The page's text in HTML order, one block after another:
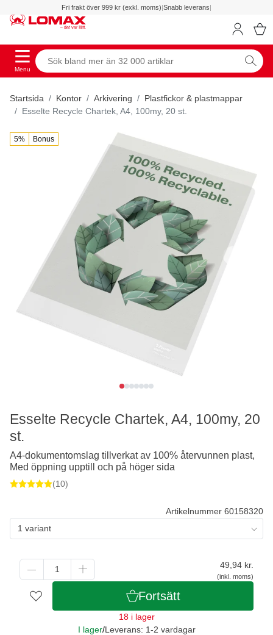
Fri frakt över 999 kr (exkl. moms)|Snabb leverans|
Menu
Startsida Kontor Arkivering
Plastfickor & plastmappar
Esselte Recycle Chartek, A4, 100my, 20 st.
5% Bonus
Artikelnummer 60158320
1 variant
49,94 kr.
(inkl. moms)
Fortsätt
18 i lager
I lager/Leverans: 1-2 vardagar
Esselte Recycle Chartek, A4, 100my, 20
st.
A4-dokumentomslag tillverkat av 100% återvunnen plast,
Med öppning upptill och på höger sida
(10)